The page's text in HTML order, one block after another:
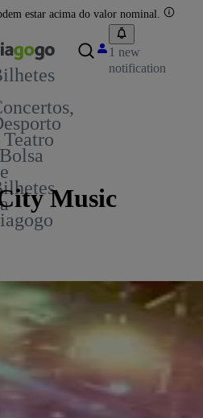
estar acima do valor nominal.
Teatro
1 new
notification
Music